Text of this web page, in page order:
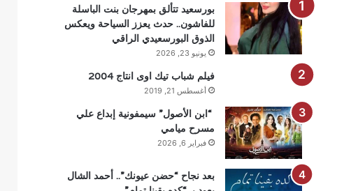
بورسعيد تتألق بمهرجان بنت الباسلة
للفاشون.. حدث يعزز السياحة ويعكس
الذوق البورسعيدي الراقي
يونيو 23, 2026
فيلم شباب تيك اوى انتاج 2004
أغسطس 21, 2019
“ابن الأصول” سيمفونية إبداع علي
مسرح ميامي
فبراير 6, 2026
بعد نجاح “حضن عيونك”.. أحمد الشال